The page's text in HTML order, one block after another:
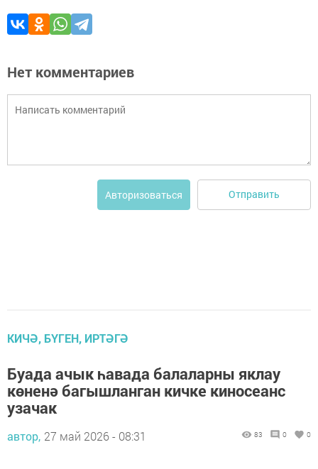
Нет комментариев
Авторизоваться Отправить
КИЧӘ, БҮГЕН, ИРТӘГӘ
Буада ачык һавада балаларны яклау
көненә багышланган кичке киносеанс
узачак
автор, 27 май 2026 - 08:31 83 0 0